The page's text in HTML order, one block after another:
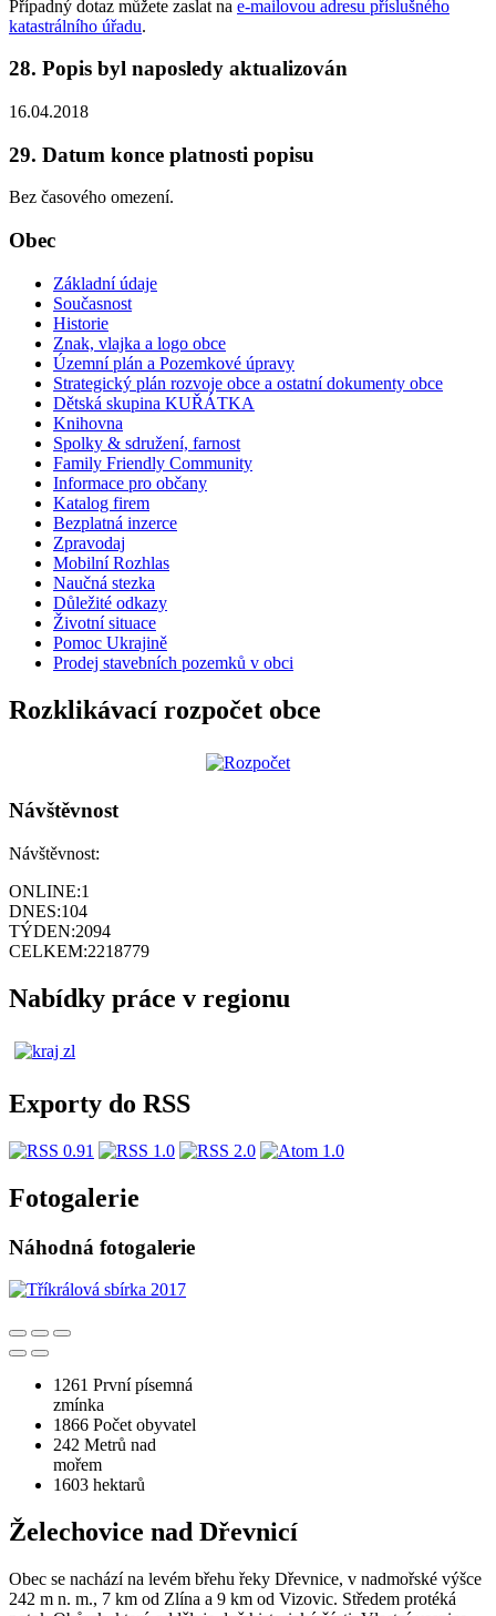
Případný dotaz můžete zaslat na e-mailovou adresu příslušného
katastrálního úřadu.
28. Popis byl naposledy aktualizován
16.04.2018
29. Datum konce platnosti popisu
Bez časového omezení.
Obec
Základní údaje
Současnost
Historie
Znak, vlajka a logo obce
Územní plán a Pozemkové úpravy
Strategický plán rozvoje obce a ostatní dokumenty obce
Dětská skupina KUŘÁTKA
Knihovna
Spolky & sdružení, farnost
Family Friendly Community
Informace pro občany
Katalog firem
Bezplatná inzerce
Zpravodaj
Mobilní Rozhlas
Naučná stezka
Důležité odkazy
Životní situace
Pomoc Ukrajině
Prodej stavebních pozemků v obci
Rozklikávací rozpočet obce
Návštěvnost
Návštěvnost:
ONLINE:1
DNES:104
TÝDEN:2094
CELKEM:2218779
Nabídky práce v regionu
Exporty do RSS
Fotogalerie
Náhodná fotogalerie
1261 První písemná
zmínka
1866 Počet obyvatel
242 Metrů nad
mořem
1603 hektarů
Želechovice nad Dřevnicí
Obec se nachází na levém břehu řeky Dřevnice, v nadmořské výšce
242 m n. m., 7 km od Zlína a 9 km od Vizovic. Středem protéká